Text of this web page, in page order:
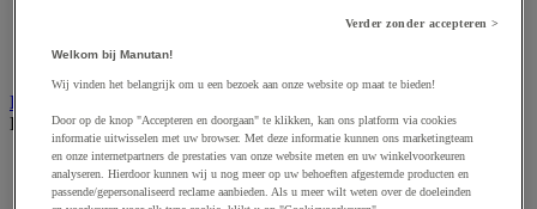
Accessoires voor zaag
Elektrische toebehoren en verlichting
Bekijk de hele productgroep
Accessoires voor elektrisch schakelpaneel
Batterij, oplader en kabel
Verder zonder accepteren >
Welkom bij Manutan!
Wij vinden het belangrijk om u een bezoek aan onze website op maat te bieden!
Door op de knop "Accepteren en doorgaan" te klikken, kan ons platform via cookies
informatie uitwisselen met uw browser. Met deze informatie kunnen ons marketingteam
en onze internetpartners de prestaties van onze website meten en uw winkelvoorkeuren
analyseren. Hierdoor kunnen wij u nog meer op uw behoeften afgestemde producten en
passende/gepersonaliseerd reclame aanbieden. Als u meer wilt weten over de doeleinden